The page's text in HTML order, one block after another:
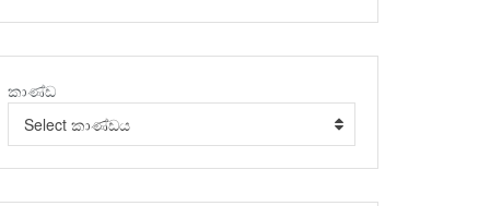
කාණ්ඩ
Select කාණ්ඩය